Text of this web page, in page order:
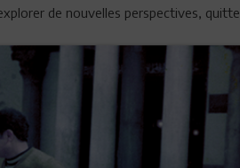
de nouvelles perspectives, quitte